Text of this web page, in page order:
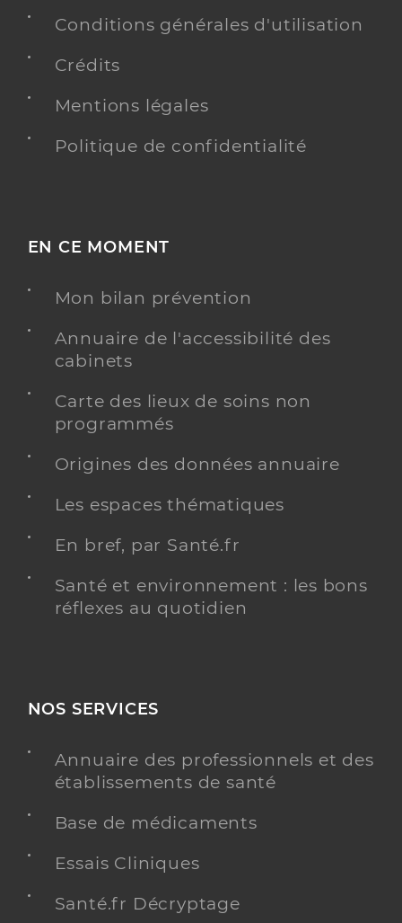
Conditions générales d'utilisation
Crédits
Mentions légales
Politique de confidentialité
EN CE MOMENT
Mon bilan prévention
Annuaire de l'accessibilité des
cabinets
Carte des lieux de soins non
programmés
Origines des données annuaire
Les espaces thématiques
En bref, par Santé.fr
Santé et environnement : les bons
réflexes au quotidien
NOS SERVICES
Annuaire des professionnels et des
établissements de santé
Base de médicaments
Essais Cliniques
Santé.fr Décryptage